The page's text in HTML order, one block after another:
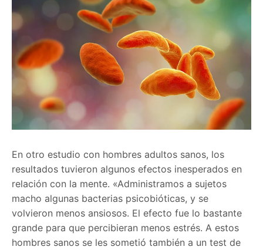
En otro estudio con hombres adultos sanos, los
resultados tuvieron algunos efectos inesperados en
relación con la mente. «Administramos a sujetos
macho algunas bacterias psicobióticas, y se
volvieron menos ansiosos. El efecto fue lo bastante
grande para que percibieran menos estrés. A estos
hombres sanos se les sometió también a un test de